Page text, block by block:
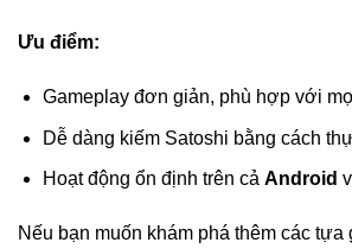
Ưu điểm:
Gameplay đơn giản, phù hợp với
Dễ dàng kiếm Satoshi bằng cách
Hoạt động ổn định trên cả Android
Nếu bạn muốn khám phá thêm các tựa